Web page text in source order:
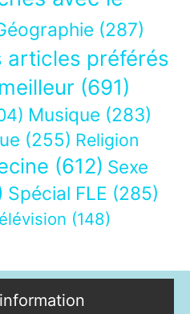
(287)
articles préférés
(691)
Musique (283)
(255) Religion
(612) Sexe
Spécial FLE (285)
(148)